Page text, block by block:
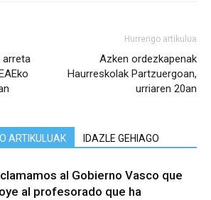
arreta
Hurrengo artikulua
Azken ordezkapenak
Haurreskolak Partzuergoan,
urriaren 20an
ARTIKULUAK IDAZLE GEHIAGO
al Gobierno Vasco que
al profesorado que ha